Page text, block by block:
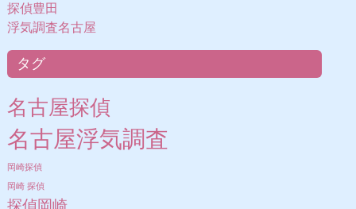
探偵豊田
浮気調査名古屋
タグ
名古屋探偵
名古屋浮気調査
岡崎探偵
岡崎 探偵
探偵岡崎